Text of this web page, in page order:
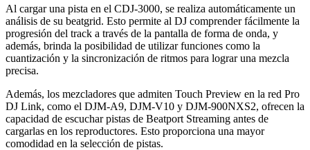
Al cargar una pista en el CDJ-3000, se realiza automáticamente un
análisis de su beatgrid. Esto permite al DJ comprender fácilmente la
progresión del track a través de la pantalla de forma de onda, y
además, brinda la posibilidad de utilizar funciones como la
cuantización y la sincronización de ritmos para lograr una mezcla
precisa.
Además, los mezcladores que admiten Touch Preview en la red Pro
DJ Link, como el DJM-A9, DJM-V10 y DJM-900NXS2, ofrecen la
capacidad de escuchar pistas de Beatport Streaming antes de
cargarlas en los reproductores. Esto proporciona una mayor
comodidad en la selección de pistas.